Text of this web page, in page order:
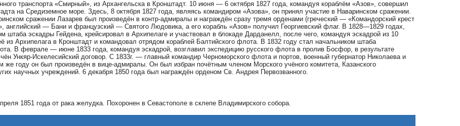
транспорта «Смирный», из Архангельска в Кронштадт. 10 июня — 6 октября 1827 года, командуя кораблём «Азов», совершил
на Средиземное море. Здесь, 8 октября 1827 года, являясь командиром «Азова», он принял участие в Наваринском сражении.
сражении Лазарев был произведён в контр-адмиралы и награждён сразу тремя орденами (греческий — «Командорский крест
английский — Бани и французский — Святого Людовика, а его корабль «Азов» получил Георгиевский флаг. В 1828—1829 годах,
штаба эскадры Гейдена, крейсировал в Архипелаге и участвовал в блокаде Дарданелл, после чего, командуя эскадрой из 10
из Архипелага в Кронштадт и командовал отрядом кораблей Балтийского флота. В 1832 году стал начальником штаба
В феврале — июне 1833 года, командуя эскадрой, возглавил экспедицию русского флота в пролив Босфор, в результате
Ункяр-Искелесийский договор. С 1833г. — главный командир Черноморского флота и портов, военный губернатор Николаева и
же году он был произведён в вице-адмиралы. Он был избран почётным членом Морского учёного комитета, Казанского
научных учреждений. 6 декабря 1850 года был награждён орденом Св. Андрея Первозванного.
1851 года от рака желудка. Похоронен в Севастополе в склепе Владимирского собора.